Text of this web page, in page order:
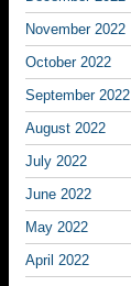
November 2022
October 2022
September 2022
August 2022
July 2022
June 2022
May 2022
April 2022